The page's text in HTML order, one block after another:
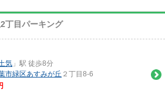
丁目パーキング
気 」駅 徒歩8分
市緑区あすみが丘 ２丁目8-6